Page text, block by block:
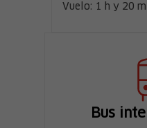
Vuelo: 1 h y 20
Bus